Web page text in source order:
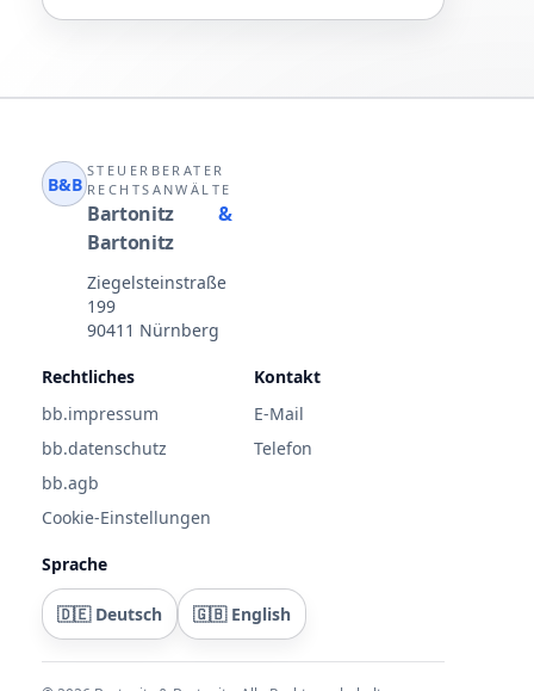
B&B
STEUERBERATER
RECHTSANWÄLTE
Bartonitz&
Bartonitz
Ziegelsteinstraße
199
90411 Nürnberg
Rechtliches
bb.impressum
bb.datenschutz
bb.agb
Cookie-Einstellungen
Kontakt
E-Mail
Telefon
Sprache
🇩🇪 Deutsch 🇬🇧 English